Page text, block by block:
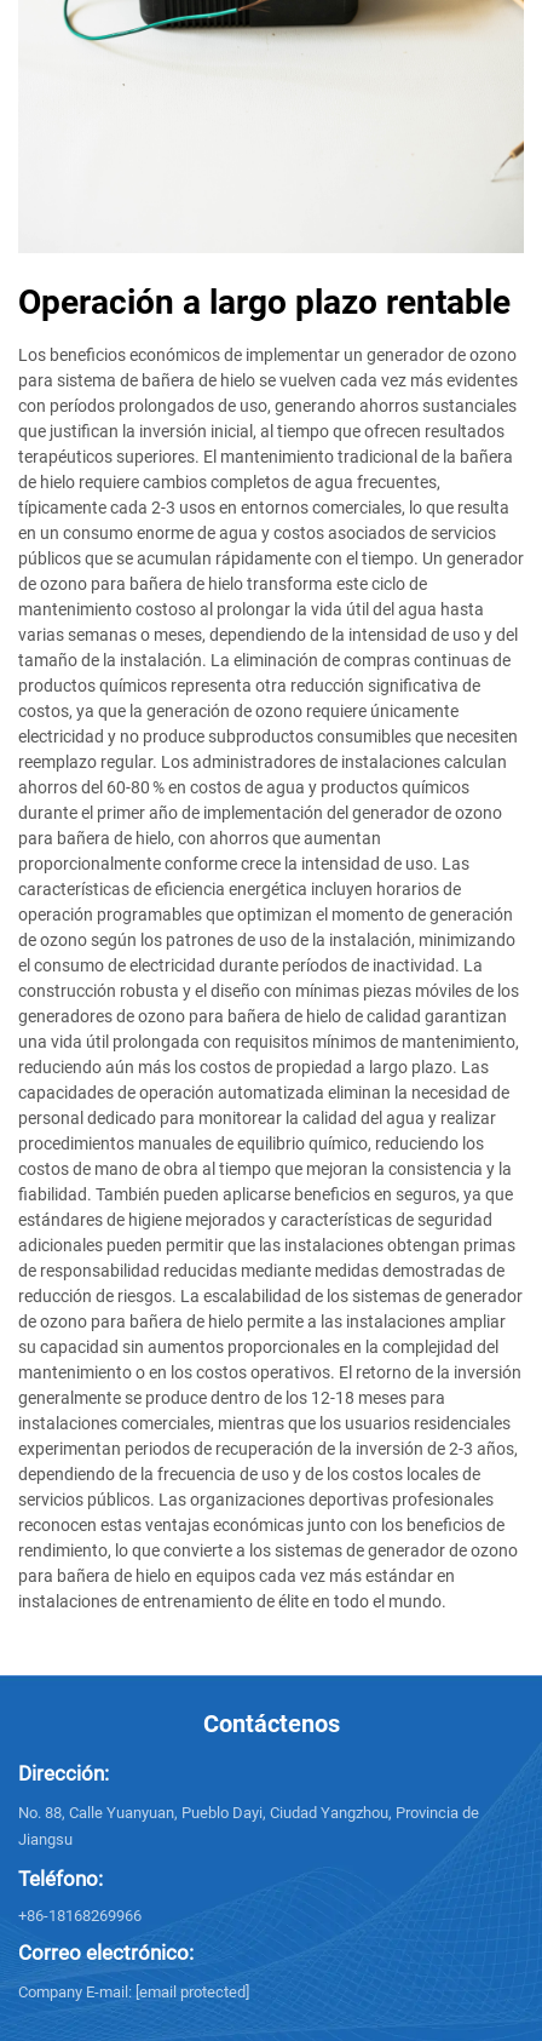
Operación a largo plazo rentable
Los beneficios económicos de implementar un generador de ozono
para sistema de bañera de hielo se vuelven cada vez más evidentes
con períodos prolongados de uso, generando ahorros sustanciales
que justifican la inversión inicial, al tiempo que ofrecen resultados
terapéuticos superiores. El mantenimiento tradicional de la bañera
de hielo requiere cambios completos de agua frecuentes,
típicamente cada 2-3 usos en entornos comerciales, lo que resulta
en un consumo enorme de agua y costos asociados de servicios
públicos que se acumulan rápidamente con el tiempo. Un generador
de ozono para bañera de hielo transforma este ciclo de
mantenimiento costoso al prolongar la vida útil del agua hasta
varias semanas o meses, dependiendo de la intensidad de uso y del
tamaño de la instalación. La eliminación de compras continuas de
productos químicos representa otra reducción significativa de
costos, ya que la generación de ozono requiere únicamente
electricidad y no produce subproductos consumibles que necesiten
reemplazo regular. Los administradores de instalaciones calculan
ahorros del 60-80 % en costos de agua y productos químicos
durante el primer año de implementación del generador de ozono
para bañera de hielo, con ahorros que aumentan
proporcionalmente conforme crece la intensidad de uso. Las
características de eficiencia energética incluyen horarios de
operación programables que optimizan el momento de generación
de ozono según los patrones de uso de la instalación, minimizando
el consumo de electricidad durante períodos de inactividad. La
construcción robusta y el diseño con mínimas piezas móviles de los
generadores de ozono para bañera de hielo de calidad garantizan
una vida útil prolongada con requisitos mínimos de mantenimiento,
reduciendo aún más los costos de propiedad a largo plazo. Las
capacidades de operación automatizada eliminan la necesidad de
personal dedicado para monitorear la calidad del agua y realizar
procedimientos manuales de equilibrio químico, reduciendo los
costos de mano de obra al tiempo que mejoran la consistencia y la
fiabilidad. También pueden aplicarse beneficios en seguros, ya que
estándares de higiene mejorados y características de seguridad
adicionales pueden permitir que las instalaciones obtengan primas
de responsabilidad reducidas mediante medidas demostradas de
reducción de riesgos. La escalabilidad de los sistemas de generador
de ozono para bañera de hielo permite a las instalaciones ampliar
su capacidad sin aumentos proporcionales en la complejidad del
mantenimiento o en los costos operativos. El retorno de la inversión
generalmente se produce dentro de los 12-18 meses para
instalaciones comerciales, mientras que los usuarios residenciales
experimentan periodos de recuperación de la inversión de 2-3 años,
dependiendo de la frecuencia de uso y de los costos locales de
servicios públicos. Las organizaciones deportivas profesionales
reconocen estas ventajas económicas junto con los beneficios de
rendimiento, lo que convierte a los sistemas de generador de ozono
para bañera de hielo en equipos cada vez más estándar en
instalaciones de entrenamiento de élite en todo el mundo.
Contáctenos
Dirección:
No. 88, Calle Yuanyuan, Pueblo Dayi, Ciudad Yangzhou, Provincia de
Jiangsu
Teléfono:
+86-18168269966
Correo electrónico:
Company E-mail: [email protected]